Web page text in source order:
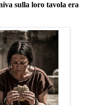
sulla loro tavola era